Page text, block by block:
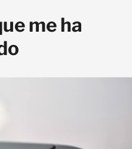
me ha